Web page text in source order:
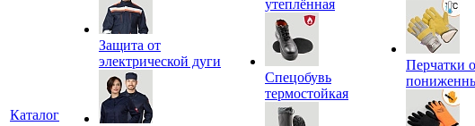
Каталог
Защита от
электрической дуги
утеплённая
Спецобувь
термостойкая
Перчатки